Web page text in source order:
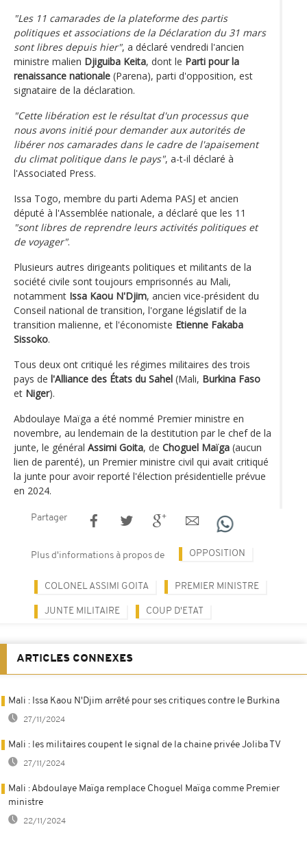
"Les 11 camarades de la plateforme des partis
politiques et associations de la Déclaration du 31 mars
sont libres depuis hier", a déclaré vendredi l'ancien
ministre malien Djiguiba Keita, dont le Parti pour la
renaissance nationale (Parena), parti d'opposition, est
signataire de la déclaration.
"Cette libération est le résultat d'un processus que
nous avons initié pour demander aux autorités de
libérer nos camarades dans le cadre de l'apaisement
du climat politique dans le pays", a-t-il déclaré à
l'Associated Press.
Issa Togo, membre du parti Adema PASJ et ancien
député à l'Assemblée nationale, a déclaré que les 11
"sont libres de reprendre leurs activités politiques et
de voyager".
Plusieurs autres dirigeants politiques et militants de la
société civile sont toujours emprisonnés au Mali,
notamment Issa Kaou N'Djim, ancien vice-président du
Conseil national de transition, l'organe législatif de la
transition malienne, et l'économiste Etienne Fakaba
Sissoko.
Tous deux ont critiqué les régimes militaires des trois
pays de l'Alliance des États du Sahel (Mali, Burkina Faso
et Niger).
Abdoulaye Maïga a été nommé Premier ministre en
novembre, au lendemain de la destitution par le chef de la
junte, le général Assimi Goita, de Choguel Maïga (aucun
lien de parenté), un Premier ministre civil qui avait critiqué
la junte pour avoir reporté l'élection présidentielle prévue
en 2024.
Partager
Plus d'informations à propos de OPPOSITION
COLONEL ASSIMI GOITA PREMIER MINISTRE
JUNTE MILITAIRE COUP D'ETAT
ARTICLES CONNEXES
Mali : Issa Kaou N'Djim arrêté pour ses critiques contre le Burkina
27/11/2024
Mali : les militaires coupent le signal de la chaine privée Joliba TV
27/11/2024
Mali : Abdoulaye Maïga remplace Choguel Maïga comme Premier
ministre
22/11/2024